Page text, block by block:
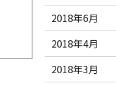
2018年6月
2018年4月
2018年3月